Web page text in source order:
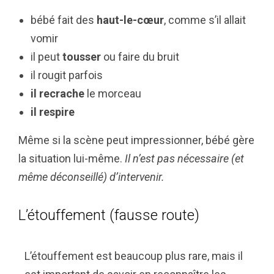
bébé fait des haut-le-cœur, comme s’il allait
vomir
il peuttousser ou faire du bruit
il rougit parfois
il recrache le morceau
il respire
Même si la scène peut impressionner, bébé gère
la situation lui-même. Il n’est pas nécessaire (et
même déconseillé) d’intervenir.
L’étouffement (fausse route)
L’étouffement est beaucoup plus rare, mais il